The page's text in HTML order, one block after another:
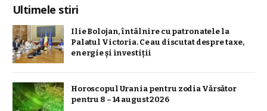
Ultimele stiri
Ilie Bolojan, întâlnire cu patronatele la
Palatul Victoria. Ce au discutat despre taxe,
energie și investiții
Horoscopul Urania pentru zodia Vărsător
pentru 8 – 14 august 2026